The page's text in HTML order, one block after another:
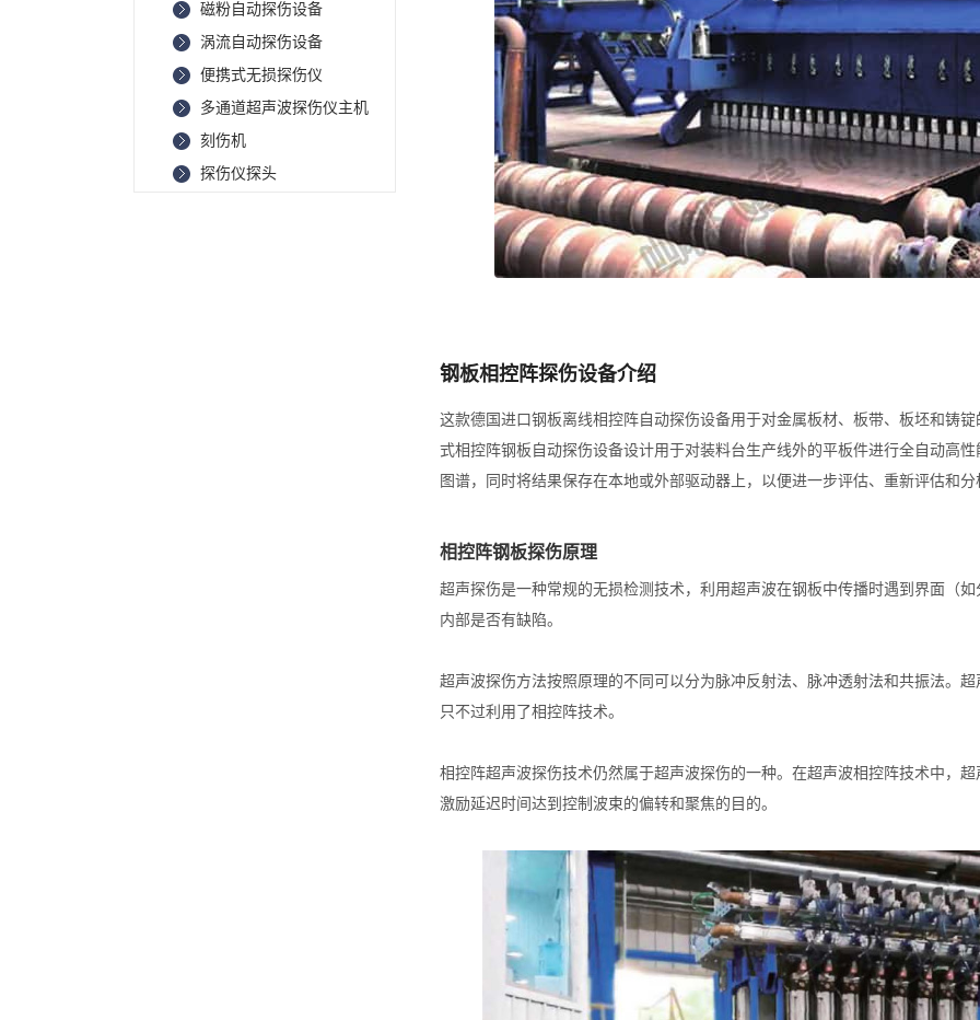
磁粉自动探伤设备
涡流自动探伤设备
便携式无损探伤仪
多通道超声波探伤仪主机
刻伤机
探伤仪探头
钢板相控阵探伤设备介绍
这款德国进口钢板离线相控阵自动探伤设备用于对金属板材、板带、板坯和铸
式相控阵钢板自动探伤设备设计用于对装料台生产线外的平板件进行全自动高
图谱，同时将结果保存在本地或外部驱动器上，以便进一步评估、重新评估和分
相控阵钢板探伤原理
超声探伤是一种常规的无损检测技术，利用超声波在钢板中传播时遇到界面（
内部是否有缺陷。
超声波探伤方法按照原理的不同可以分为脉冲反射法、脉冲透射法和共振法。
只不过利用了相控阵技术。
相控阵超声波探伤技术仍然属于超声波探伤的一种。在超声波相控阵技术中，
激励延迟时间达到控制波束的偏转和聚焦的目的。